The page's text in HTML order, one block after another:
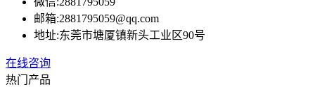
邮箱:2881795059@qq.com
地址:东莞市塘厦镇新头工业区90号
在线咨询
热门产品